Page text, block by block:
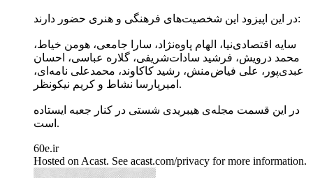
در این اپیزود این شخصیت‌های فرهنگی و هنری حضور دارند:
سایه اقتصاد‌ی‌نیا، الهام پاوه‌نژاد، سارا جامعی، هومن خیاط،
محمد درویش، فرشید سادات‌شریفی، گلاره عباسی، احسان
عبدی‌پور، علی فیاض‌منش، رشید کاکاوند، محمدعلی نامه‌ای،
امیرپارسا نشاط و کریم نیکونظر.
در این قسمت مجله‌ی هیبریدی شستی در کنار جعبه ایستاده
است.
60e.ir
Hosted on Acast. See acast.com/privacy for more information.